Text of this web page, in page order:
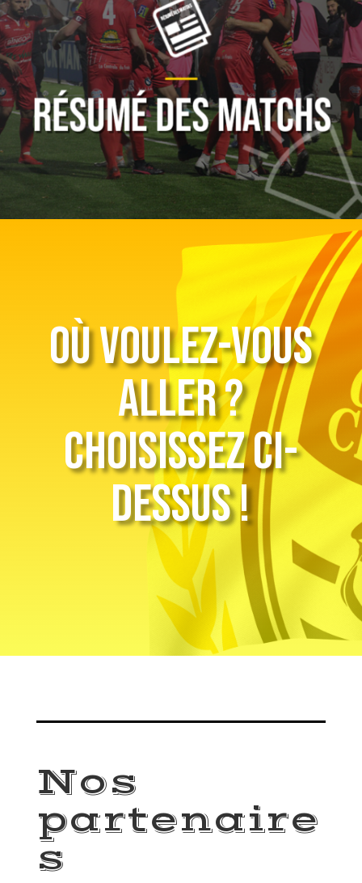
Où voulez-vous
aller ?
Choisissez ci-
dessus !
Nos
partenaire
s